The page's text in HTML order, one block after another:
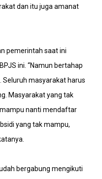
dan itu juga amanat
pemerintah saat ini
ini. “Namun bertahap
Seluruh masyarakat harus
Masyarakat yang tak
nanti mendaftar
yang tak mampu,
bergabung mengikuti